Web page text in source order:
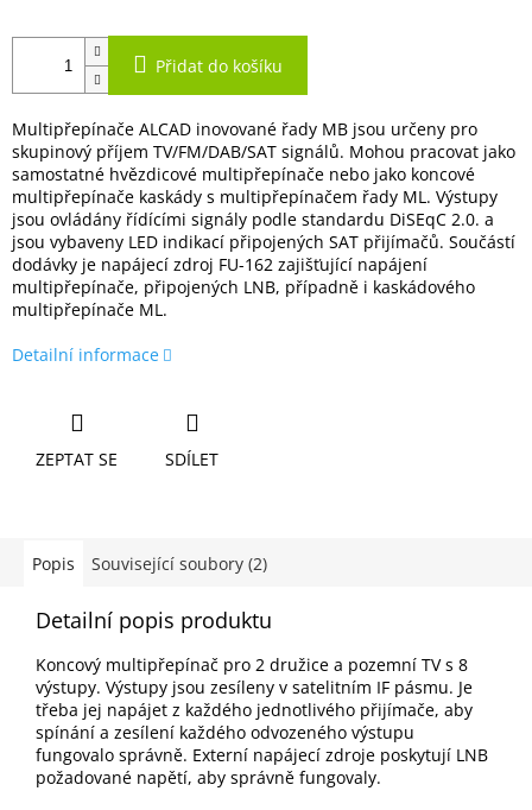
Přidat do košíku
Multipřepínače ALCAD inovované řady MB jsou určeny pro
skupinový příjem TV/FM/DAB/SAT signálů. Mohou pracovat jako
samostatné hvězdicové multipřepínače nebo jako koncové
multipřepínače kaskády s multipřepínačem řady ML. Výstupy
jsou ovládány řídícími signály podle standardu DiSEqC 2.0. a
jsou vybaveny LED indikací připojených SAT přijímačů. Součástí
dodávky je napájecí zdroj FU-162 zajišťující napájení
multipřepínače, připojených LNB, případně i kaskádového
multipřepínače ML.
Detailní informace
ZEPTAT SE SDÍLET
Popis Související soubory (2)
Detailní popis produktu
Koncový multipřepínač pro 2 družice a pozemní TV s 8
výstupy. Výstupy jsou zesíleny v satelitním IF pásmu. Je
třeba jej napájet z každého jednotlivého přijímače, aby
spínání a zesílení každého odvozeného výstupu
fungovalo správně. Externí napájecí zdroje poskytují LNB
požadované napětí, aby správně fungovaly.